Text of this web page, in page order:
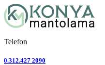
Telefon
0.312.427 2090